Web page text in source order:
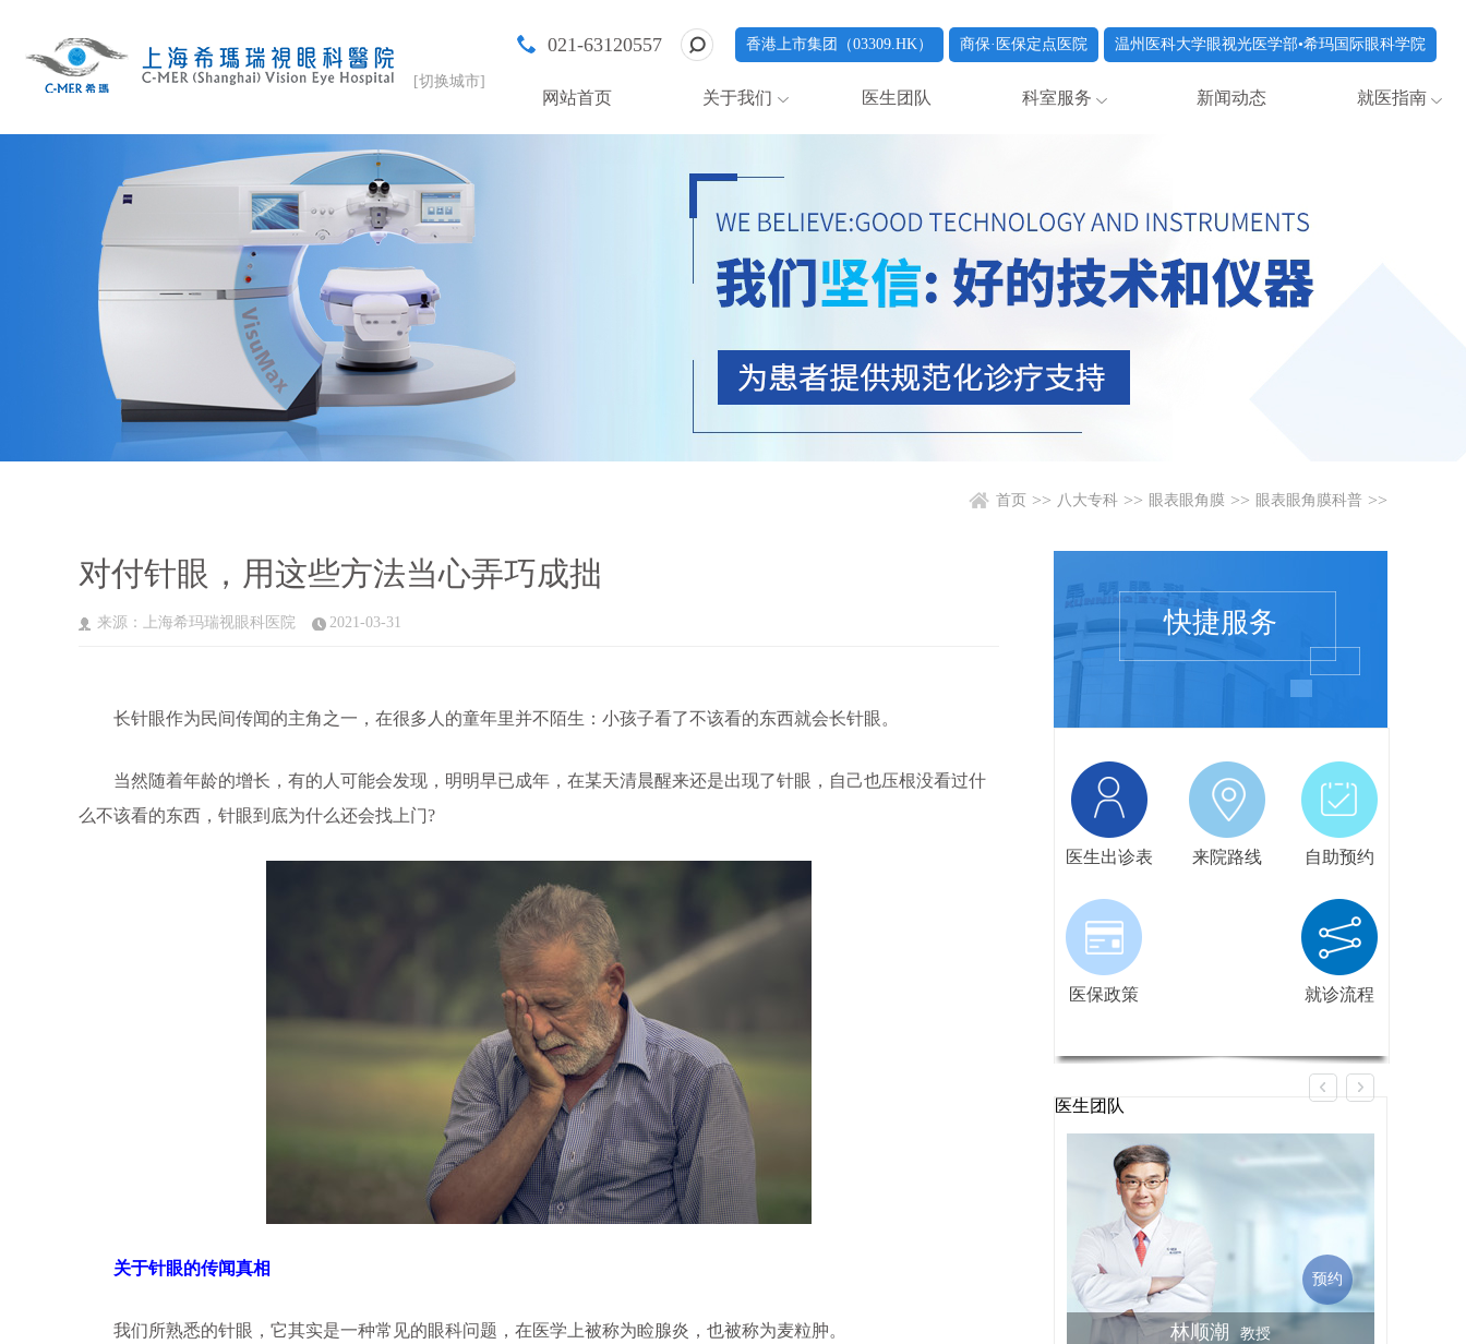
[切换城市]
021-63120557 香港上市集团（03309.HK） 商保·医保定点医院 温州医科大学眼视光医学部•希玛国际眼科学院
网站首页 关于我们 医生团队 科室服务 新闻动态 就医指南
首页 >> 八大专科 >> 眼表眼角膜 >> 眼表眼角膜科普 >>
对付针眼，用这些方法当心弄巧成拙
来源：上海希玛瑞视眼科医院 2021-03-31
长针眼作为民间传闻的主角之一，在很多人的童年里并不陌生：小孩子看了不该看的东西就会长针眼。
当然随着年龄的增长，有的人可能会发现，明明早已成年，在某天清晨醒来还是出现了针眼，自己也压根没看过什
么不该看的东西，针眼到底为什么还会找上门?
关于针眼的传闻真相
我们所熟悉的针眼，它其实是一种常见的眼科问题，在医学上被称为睑腺炎，也被称为麦粒肿。
快捷服务
医生出诊表 来院路线 自助预约
医保政策 就诊流程
医生团队
林顺潮 教授
预约